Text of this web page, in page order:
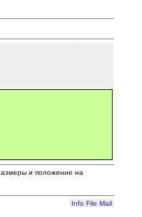
и положение на
Info File Mail